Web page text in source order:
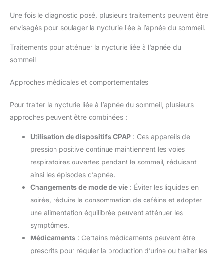
Une fois le diagnostic posé, plusieurs traitements peuvent être
envisagés pour soulager la nycturie liée à l’apnée du sommeil.
Traitements pour atténuer la nycturie liée à l’apnée du
sommeil
Approches médicales et comportementales
Pour traiter la nycturie liée à l’apnée du sommeil, plusieurs
approches peuvent être combinées :
Utilisation de dispositifs CPAP : Ces appareils de
pression positive continue maintiennent les voies
respiratoires ouvertes pendant le sommeil, réduisant
ainsi les épisodes d’apnée.
Changements de mode de vie : Éviter les liquides en
soirée, réduire la consommation de caféine et adopter
une alimentation équilibrée peuvent atténuer les
symptômes.
Médicaments : Certains médicaments peuvent être
prescrits pour réguler la production d’urine ou traiter les